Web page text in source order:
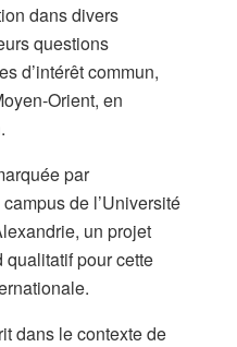
dans divers
questions
d’intérêt commun,
Orient, en
par
de l’Université
un projet
pour cette
dans le contexte de